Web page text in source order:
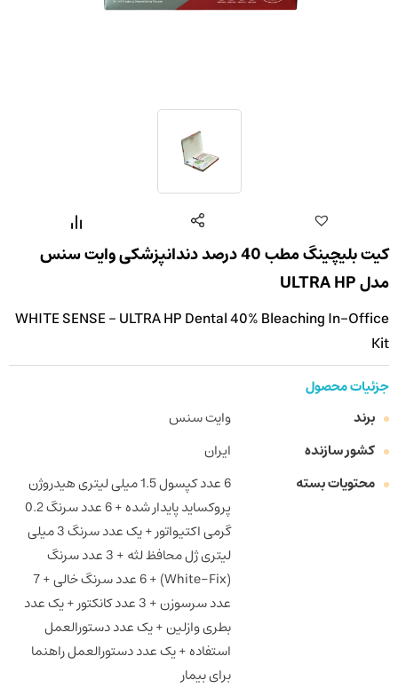
کیت بلیچینگ مطب 40 درصد دندانپزشکی وایت سنس
مدل ULTRA HP
WHITE SENSE - ULTRA HP Dental 40% Bleaching In-Office
Kit
جزئیات محصول
برند
وایت سنس
کشور سازنده
ایران
محتویات بسته
6 عدد کپسول 1.5 میلی لیتری هیدروژن
پروکساید پایدار شده + 6 عدد سرنگ 0.2
گرمی اکتیواتور + یک عدد سرنگ 3 میلی
لیتری ژل محافظ لثه + 3 عدد سرنگ
(White-Fix) + 6 عدد سرنگ خالی + 7
عدد سرسوزن + 3 عدد کانکتور + یک عدد
بطری وازلین + یک عدد دستورالعمل
استفاده + یک عدد دستورالعمل راهنما
برای بیمار